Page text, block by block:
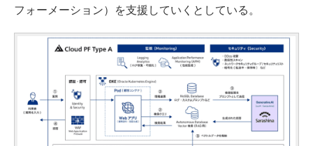
フォーメーション）を支援していくとしている。